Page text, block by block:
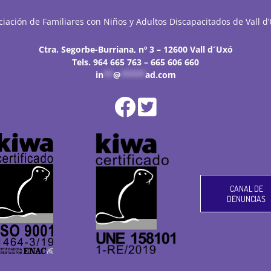
de Familiares con Niños y Adultos Discapacitados de Vall
Ctra. Segorbe-Burriana, nº 3 – 12600 Vall d´Uxó
Tels. 964 665 763 – 665 606 660
in** @ ad.com
CANAL DE
DENUNCIAS